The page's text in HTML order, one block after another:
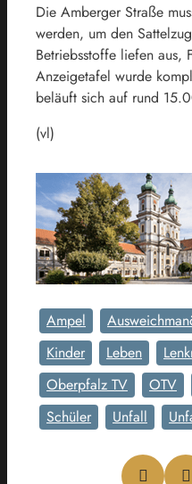
Die Amberger Straße
werden, um den
Betriebsstoffe liefen aus,
Anzeigetafel wurde
beläuft sich auf rund
(vl)
Ampel
Kinder
Leben
Oberpfalz TV
OTV
Schüler
Unfall